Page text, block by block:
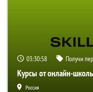
03:30:57 Получи
Курсы от онлайн-
Россия